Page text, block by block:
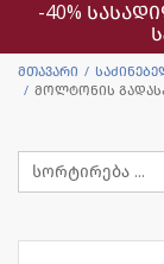
-40%
მთავარი
მოლტონის